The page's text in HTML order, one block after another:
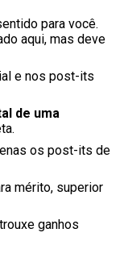
para você.
aqui, mas deve
e nos post-its
de uma
os post-its de
mérito, superior
ganhos